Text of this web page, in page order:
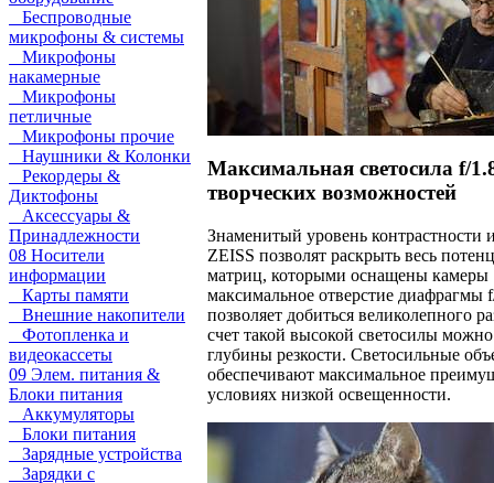
Беспроводные
микрофоны & системы
Микрофоны
накамерные
Микрофоны
петличные
Микрофоны прочие
Наушники & Колонки
Рекордеры &
Диктофоны
Аксессуары &
Принадлежности
08 Носители
информации
Карты памяти
Внешние накопители
Фотопленка и
видеокассеты
09 Элем. питания &
Блоки питания
Аккумуляторы
Блоки питания
Зарядные устройства
Зарядки с
Максимальная светосила f/
творческих возможностей
Знаменитый уровень контрастности
ZEISS позволят раскрыть весь
матриц, которыми оснащены камеры
максимальное отверстие диафрагмы
позволяет добиться великолепного
счет такой высокой светосилы
глубины резкости. Светосильные
обеспечивают максимальное
условиях низкой освещенности.